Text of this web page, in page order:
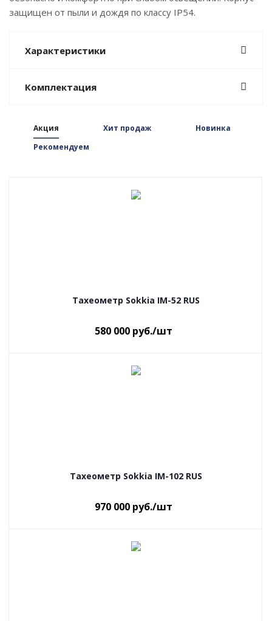
защищен от пыли и дождя по классу IP54.
Характеристики
Комплектация
Акция Хит продаж
Новинка
Рекомендуем
Тахеометр Sokkia IM-52 RUS
580 000 руб./шт
Тахеометр Sokkia IM-102 RUS
970 000 руб./шт